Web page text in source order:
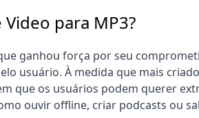
para MP3?
ganhou força por seu
usuário. À medida que mais
que os usuários podem querer
ouvir offline, criar podcasts ou